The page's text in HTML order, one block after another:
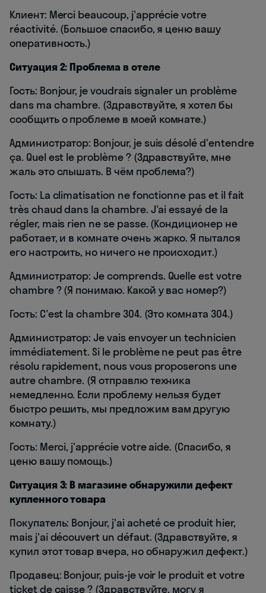
Клиент: Merci beaucoup, j'apprécie votre
réactivité. (Большое спасибо, я ценю вашу
оперативность.)
Ситуация 2: Проблема в отеле
Гость: Bonjour, je voudrais signaler un problème
dans ma chambre. (Здравствуйте, я хотел бы
сообщить о проблеме в моей комнате.)
Администратор: Bonjour, je suis désolé d'entendre
ça. Quel est le problème ? (Здравствуйте, мне
жаль это слышать. В чём проблема?)
Гость: La climatisation ne fonctionne pas et il fait
très chaud dans la chambre. J'ai essayé de la
régler, mais rien ne se passe. (Кондиционер не
работает, и в комнате очень жарко. Я пытался
его настроить, но ничего не происходит.)
Администратор: Je comprends. Quelle est votre
chambre ? (Я понимаю. Какой у вас номер?)
Гость: C'est la chambre 304. (Это комната 304.)
Администратор: Je vais envoyer un technicien
immédiatement. Si le problème ne peut pas être
résolu rapidement, nous vous proposerons une
autre chambre. (Я отправлю техника
немедленно. Если проблему нельзя будет
быстро решить, мы предложим вам другую
комнату.)
Гость: Merci, j'apprécie votre aide. (Спасибо, я
ценю вашу помощь.)
Ситуация 3: В магазине обнаружили дефект
купленного товара
Покупатель: Bonjour, j'ai acheté ce produit hier,
mais j'ai découvert un défaut. (Здравствуйте, я
купил этот товар вчера, но обнаружил дефект.)
Продавец: Bonjour, puis-je voir le produit et votre
ticket de caisse ? (Здравствуйте, могу я